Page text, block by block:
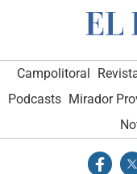
Campolitoral
Podcasts Mirador